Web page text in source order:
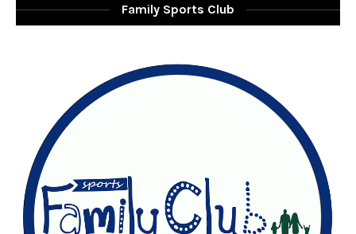
Family Sports Club